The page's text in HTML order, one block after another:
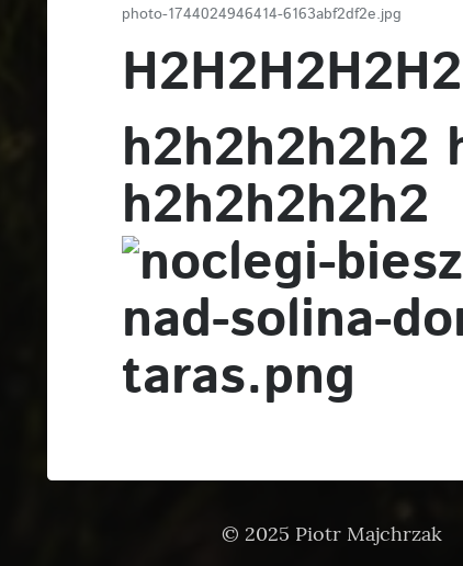
photo-1744024946414-6163abf2df2e.jpg
h2h2h2h2h2
h2h2h2h2h2
© 2025 Piotr Majchrzak